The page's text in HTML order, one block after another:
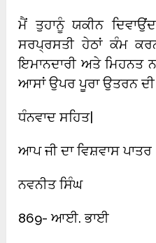
ਮੈਂ ਤੁਹਾਨੂੰ ਯਕੀਨ
ਸਰਪ੍ਰਸਤੀ ਹੇਠਾਂ ਕੰਮ
ਇਮਾਨਦਾਰੀ ਅਤੇ ਮਿਹਨਤ
ਆਸਾਂ ਉਪਰ ਪੂਰਾ ਉਤਰਨ ਦੀ
ਧੰਨਵਾਦ ਸਹਿਤ|
ਆਪ ਜੀ ਦਾ ਵਿਸ਼ਵਾਸ ਪਾਤਰ
ਨਵਨੀਤ ਸਿੰਘ
869- ਆਈ. ਭਾਈ